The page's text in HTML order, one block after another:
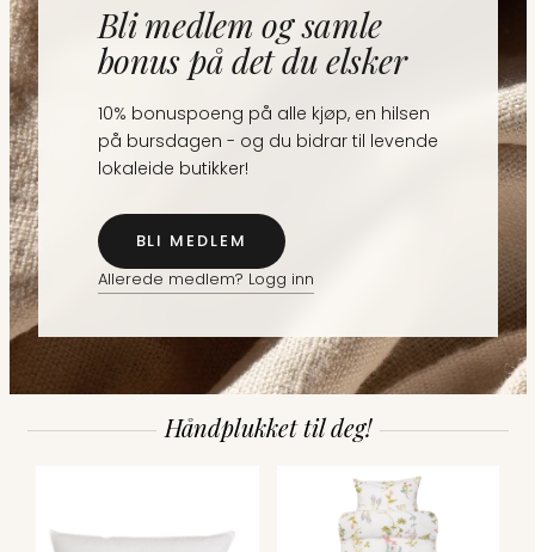
Bli medlem og samle
bonus på det du elsker
10% bonuspoeng på alle kjøp, en hilsen
på bursdagen - og du bidrar til levende
lokaleide butikker!
BLI MEDLEM
Allerede medlem? Logg inn
Håndplukket til deg!